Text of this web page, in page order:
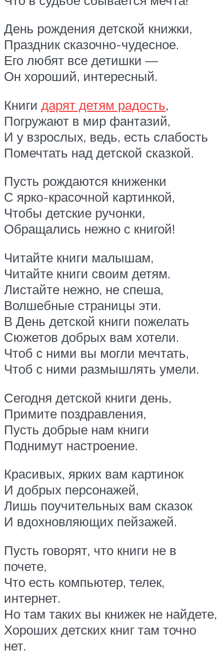
День рождения детской книжки,
Праздник сказочно-чудесное.
Его любят все детишки —
Он хороший, интересный.
Книги дарят детям радость,
Погружают в мир фантазий,
И у взрослых, ведь, есть слабость
Помечтать над детской сказкой.
Пусть рождаются книженки
С ярко-красочной картинкой,
Чтобы детские ручонки,
Обращались нежно с книгой!
Читайте книги малышам,
Читайте книги своим детям.
Листайте нежно, не спеша,
Волшебные страницы эти.
В День детской книги пожелать
Сюжетов добрых вам хотели.
Чтоб с ними вы могли мечтать,
Чтоб с ними размышлять умели.
Сегодня детской книги день,
Примите поздравления,
Пусть добрые нам книги
Поднимут настроение.
Красивых, ярких вам картинок
И добрых персонажей,
Лишь поучительных вам сказок
И вдохновляющих пейзажей.
Пусть говорят, что книги не в
почете,
Что есть компьютер, телек,
интернет.
Но там таких вы книжек не найдете,
Хороших детских книг там точно
нет.